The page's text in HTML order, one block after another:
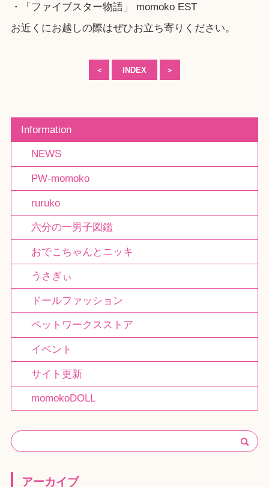
・
「ファイブスター物語」 momoko EST
お近くにお越しの際はぜひお立ち寄りください。
＜ INDEX ＞
Information
NEWS
PW-momoko
ruruko
六分の一男子図鑑
おでこちゃんとニッキ
うさぎぃ
ドールファッション
ペットワークスストア
イベント
サイト更新
momokoDOLL
アーカイブ